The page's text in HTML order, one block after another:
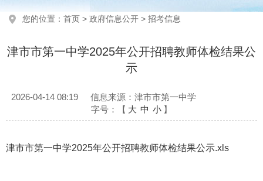
您的位置： 首页 > 政府信息公开 > 招考信息
津市市第一中学2025年公开招聘教师体检结果公
示
2026-04-14 08:19
信息来源：津市市第一中学
字号：【 大 中 小 】
津市市第一中学2025年公开招聘教师体检结果公示.xls